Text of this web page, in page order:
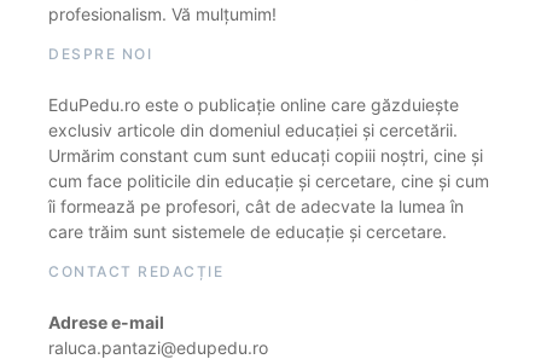
profesionalism. Vă mulțumim!
DESPRE NOI
EduPedu.ro este o publicație online care găzduiește
exclusiv articole din domeniul educației și cercetării.
Urmărim constant cum sunt educați copiii noștri, cine și
cum face politicile din educație și cercetare, cine și cum
îi formează pe profesori, cât de adecvate la lumea în
care trăim sunt sistemele de educație și cercetare.
CONTACT REDACȚIE
Adrese e-mail
raluca.pantazi@edupedu.ro